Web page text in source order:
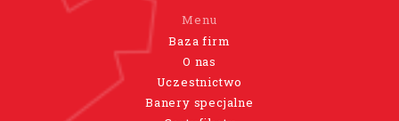
Menu
Baza firm
O nas
Uczestnictwo
Banery specjalne